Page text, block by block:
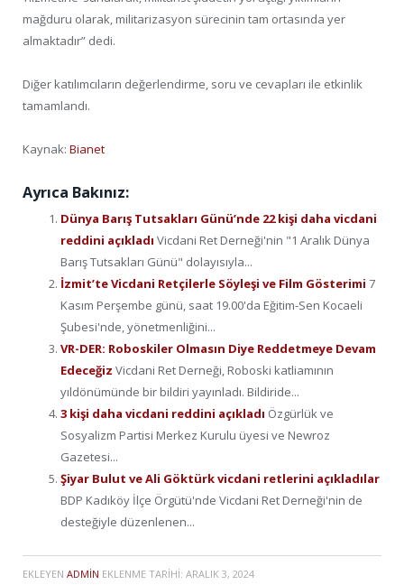
mağduru olarak, militarizasyon sürecinin tam ortasında yer
almaktadır” dedi.
Diğer katılımcıların değerlendirme, soru ve cevapları ile etkinlik
tamamlandı.
Kaynak: Bianet
Ayrıca Bakınız:
Dünya Barış Tutsakları Günü’nde 22 kişi daha vicdani
reddini açıkladı Vicdani Ret Derneği'nin "1 Aralık Dünya
Barış Tutsakları Günü" dolayısıyla...
İzmit’te Vicdani Retçilerle Söyleşi ve Film Gösterimi 7
Kasım Perşembe günü, saat 19.00'da Eğitim-Sen Kocaeli
Şubesi'nde, yönetmenliğini...
VR-DER: Roboskiler Olmasın Diye Reddetmeye Devam
Edeceğiz Vicdani Ret Derneği, Roboski katliamının
yıldönümünde bir bildiri yayınladı. Bildiride...
3 kişi daha vicdani reddini açıkladı Özgürlük ve
Sosyalizm Partisi Merkez Kurulu üyesi ve Newroz
Gazetesi...
Şiyar Bulut ve Ali Göktürk vicdani retlerini açıkladılar
BDP Kadıköy İlçe Örgütü'nde Vicdani Ret Derneği'nin de
desteğiyle düzenlenen...
EKLEYEN ADMIN EKLENME TARIHI: ARALIK 3, 2024